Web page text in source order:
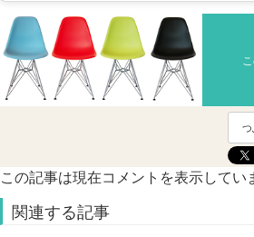
つ
この記事は現在コメントを表示してい
関連する記事